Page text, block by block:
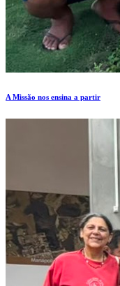
A Missão nos ensina a partir